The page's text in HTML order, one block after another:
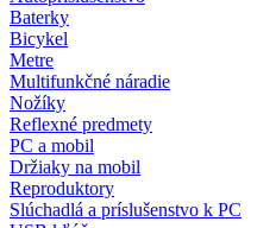
Baterky
Bicykel
Metre
Multifunkčné náradie
Nožíky
Reflexné predmety
PC a mobil
Držiaky na mobil
Reproduktory
Slúchadlá a príslušenstvo k PC